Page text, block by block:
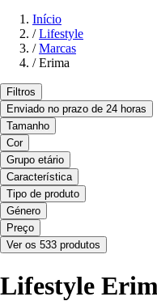
Início
/ Lifestyle
/ Marcas
/ Erima
Filtros
Enviado no prazo de 24 horas
Tamanho
Cor
Grupo etário
Característica
Tipo de produto
Género
Preço
Ver os 533 produtos
Lifestyle